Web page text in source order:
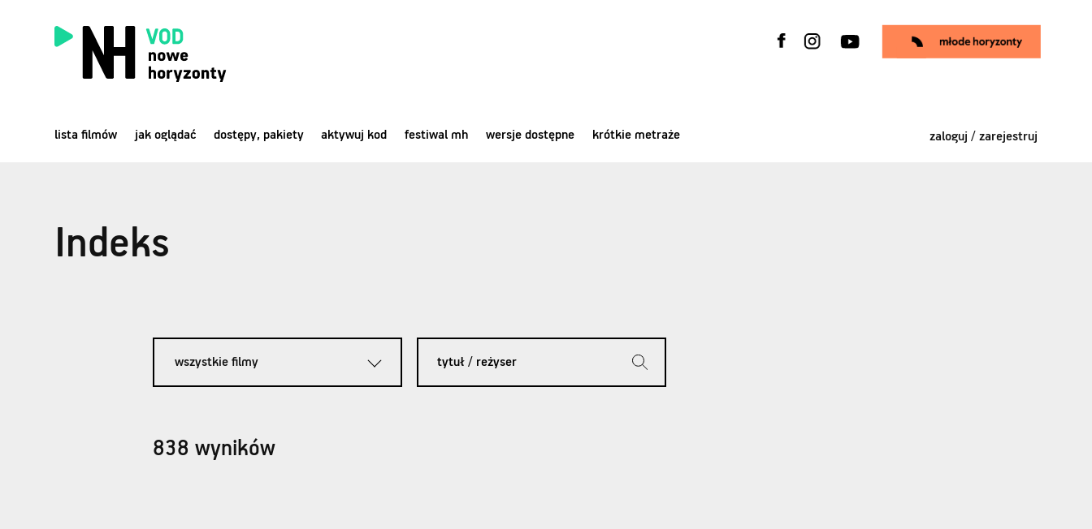
lista filmów jak oglądać dostępy, pakiety aktywuj kod festiwal mh wersje dostępne krótkie metraże zaloguj / zarejestruj
Indeks
wszystkie filmy
838 wyników